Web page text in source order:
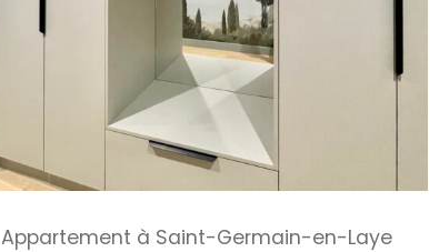
Appartement à Saint-Germain-en-Laye